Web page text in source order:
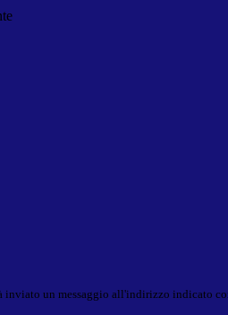
inviato un messaggio all'indirizzo indicato